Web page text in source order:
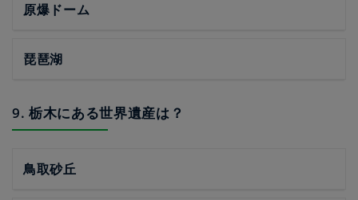
原爆ドーム
琵琶湖
9. 栃木にある世界遺産は？
鳥取砂丘